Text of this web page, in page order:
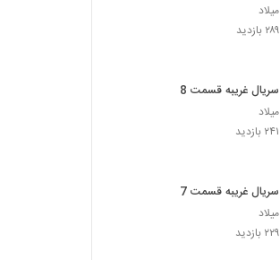
میلاد
۲۸۹ بازدید
سریال غریبه قسمت 8
میلاد
۲۴۱ بازدید
سریال غریبه قسمت 7
میلاد
۲۲۹ بازدید